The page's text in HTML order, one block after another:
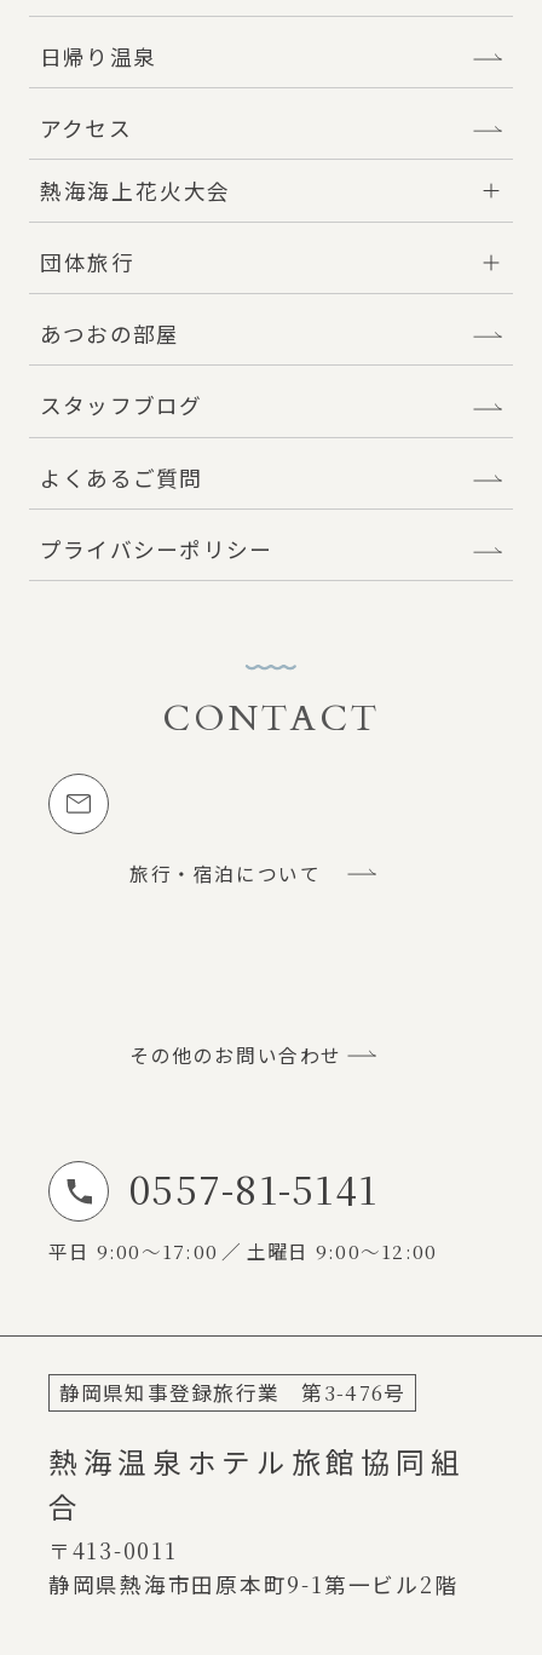
日帰り温泉
アクセス
熱海海上花火大会
団体旅行
あつおの部屋
スタッフブログ
よくあるご質問
プライバシーポリシー
お問い合わせCONTACT
メールでのお問い合わせ
旅行・宿泊について
その他のお問い合わせ
お電話でのお問い合わせ
0557-81-5141
平日 9:00～17:00 土曜日 9:00～12:00
静岡県知事登録旅行業 第3-476号
熱海温泉ホテル旅館協同組
合
〒413-0011
静岡県熱海市田原本町9-1第一ビル2階